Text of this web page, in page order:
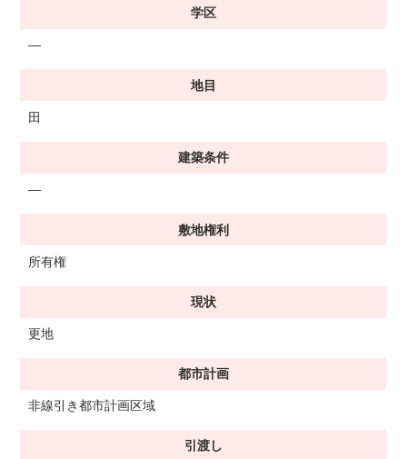
学区
―
地目
田
建築条件
―
敷地権利
所有権
現状
更地
都市計画
非線引き都市計画区域
引渡し